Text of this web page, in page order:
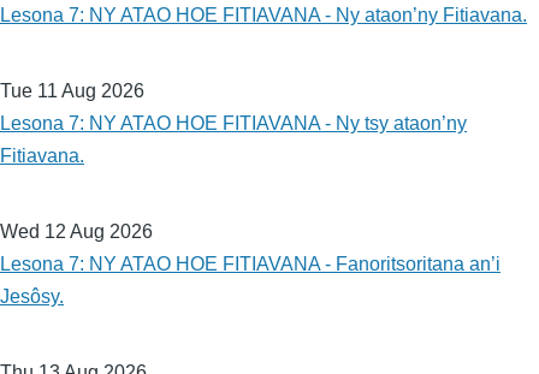
Lesona 7: NY ATAO HOE FITIAVANA - Ny ataon’ny Fitiavana.
Tue 11 Aug 2026
Lesona 7: NY ATAO HOE FITIAVANA - Ny tsy ataon’ny
Fitiavana.
Wed 12 Aug 2026
Lesona 7: NY ATAO HOE FITIAVANA - Fanoritsoritana an’i
Jesôsy.